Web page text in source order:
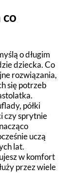
co
o długim
dziecka. Co
rozwiązania,
się potrzeb
półki
czy sprytnie
uczą
lat.
w komfort
przez wiele